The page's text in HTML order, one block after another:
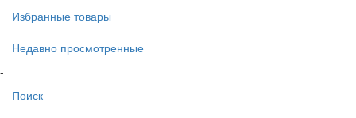
Избранные товары
Недавно просмотренные
-
Поиск